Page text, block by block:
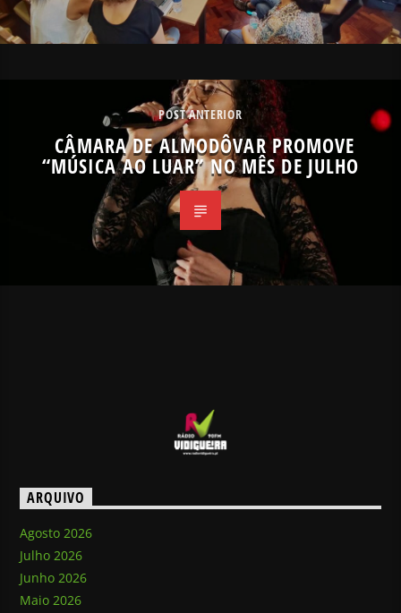
POST ANTERIOR
CÂMARA DE ALMODÔVAR PROMOVE
“MÚSICA AO LUAR” NO MÊS DE JULHO
ARQUIVO
Agosto 2026
Julho 2026
Junho 2026
Maio 2026